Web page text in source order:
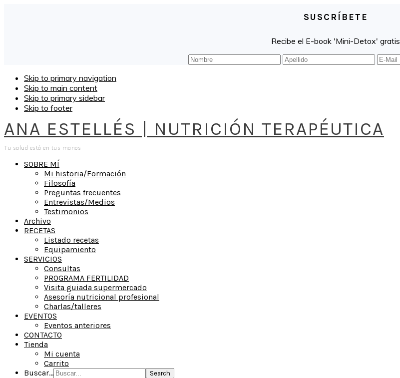
SUSCRÍBETE
Recibe el E-book 'Mini-Detox' gratis
Skip to primary navigation
Skip to main content
Skip to primary sidebar
Skip to footer
ANA ESTELLÉS | NUTRICIÓN TERAPÉUTICA
Tu salud está en tus manos
SOBRE MÍ
Mi historia/Formación
Filosofía
Preguntas frecuentes
Entrevistas/Medios
Testimonios
Archivo
RECETAS
Listado recetas
Equipamiento
SERVICIOS
Consultas
PROGRAMA FERTILIDAD
Visita guiada supermercado
Asesoría nutricional profesional
Charlas/talleres
EVENTOS
Eventos anteriores
CONTACTO
Tienda
Mi cuenta
Carrito
Buscar...